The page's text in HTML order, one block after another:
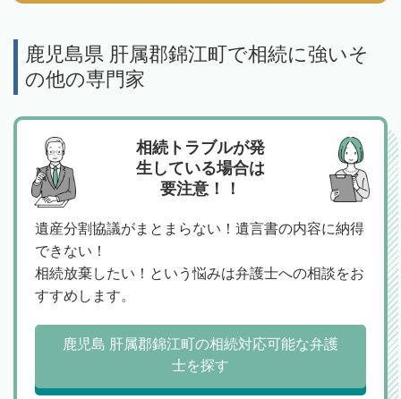
鹿児島県 肝属郡錦江町で相続に強いそ
の他の専門家
相続トラブルが発
生している場合は
要注意！！
遺産分割協議がまとまらない！遺言書の内容に納得
できない！
相続放棄したい！という悩みは弁護士への相談をお
すすめします。
鹿児島 肝属郡錦江町の相続対応可能な弁護
士を探す